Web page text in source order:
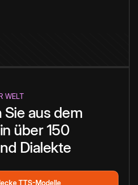
WELT
aus dem
über 150
Dialekte
TTS-Modelle